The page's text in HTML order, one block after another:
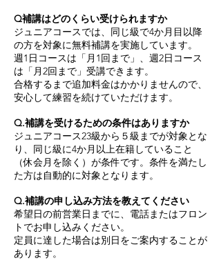
Q補講はどのくらい受けられますか
ジュニアコースでは、同じ級で4か月目以降
の方を対象に無料補講を実施しています。
週1日コースは「月1回まで」、週2日コース
は「月2回まで」受講できます。
合格するまで追加料金はかかりませんので、
安心して練習を続けていただけます。
Q.補講を受けるための条件はありますか
ジュニアコース23級から５級までが対象とな
り、同じ級に4か月以上在籍していること
（休会月を除く）が条件です。条件を満たし
た方は自動的に対象となります。
Q.補講の申し込み方法を教えてください
希望日の前営業日までに、電話またはフロン
トでお申し込みください。
定員に達した場合は別日をご案内することが
あります。